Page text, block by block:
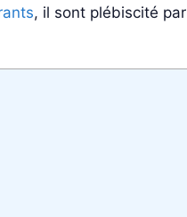
, il sont plébiscité par